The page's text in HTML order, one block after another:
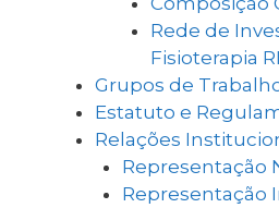
Rede de
Fisioterapia
Grupos de
Estatuto e
Relações
Representação
Representação